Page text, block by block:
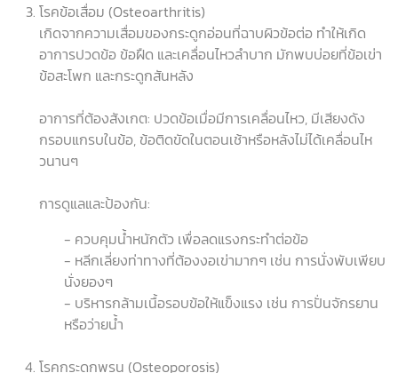
โรคข้อเสื่อม (Osteoarthritis)
เกิดจากความเสื่อมของกระดูกอ่อนที่ฉาบผิวข้อต่อ ทำให้เกิด
อาการปวดข้อ ข้อฝืด และเคลื่อนไหวลำบาก มักพบบ่อยที่ข้อเข่า
ข้อสะโพก และกระดูกสันหลัง
อาการที่ต้องสังเกต: ปวดข้อเมื่อมีการเคลื่อนไหว, มีเสียงดัง
กรอบแกรบในข้อ, ข้อติดขัดในตอนเช้าหรือหลังไม่ได้เคลื่อนไห
วนานๆ
การดูแลและป้องกัน:
- ควบคุมน้ำหนักตัว เพื่อลดแรงกระทำต่อข้อ
- หลีกเลี่ยงท่าทางที่ต้องงอเข่ามากๆ เช่น การนั่งพับเพียบ
นั่งยองๆ
- บริหารกล้ามเนื้อรอบข้อให้แข็งแรง เช่น การปั่นจักรยาน
หรือว่ายน้ำ
โรคกระดูกพรุน (Osteoporosis)